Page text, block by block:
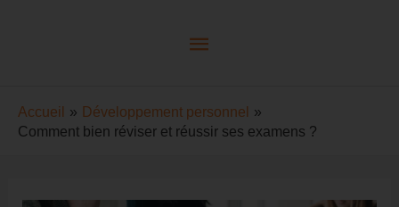
Menu
Accueil
Développement personnel
Comment bien réviser et réussir ses examens ?